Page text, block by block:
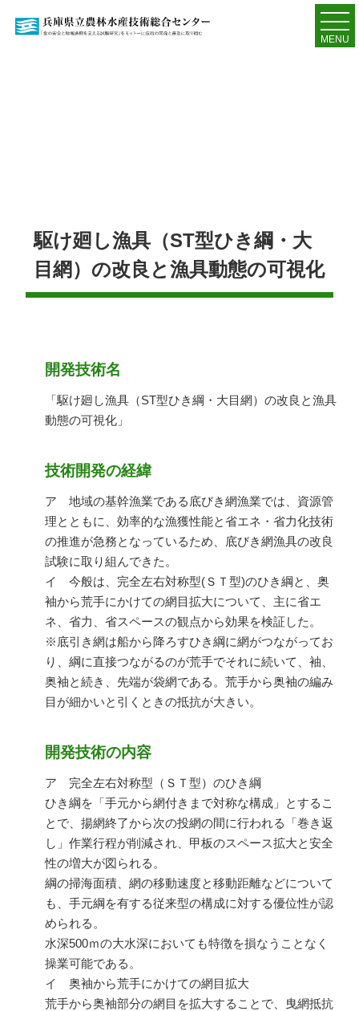
MENU
駆け廻し漁具（ST型ひき綱・大
目網）の改良と漁具動態の可視化
開発技術名
「駆け廻し漁具（ST型ひき綱・大目網）の改良と漁具
動態の可視化」
技術開発の経緯
ア 地域の基幹漁業である底びき網漁業では、資源管
理とともに、効率的な漁獲性能と省エネ・省力化技術
の推進が急務となっているため、底びき網漁具の改良
試験に取り組んできた。
イ 今般は、完全左右対称型(ＳＴ型)のひき綱と、奥
袖から荒手にかけての網目拡大について、主に省エ
ネ、省力、省スペースの観点から効果を検証した。
※底引き網は船から降ろすひき綱に網がつながってお
り、綱に直接つながるのが荒手でそれに続いて、袖、
奥袖と続き、先端が袋網である。荒手から奥袖の編み
目が細かいと引くときの抵抗が大きい。
開発技術の内容
ア 完全左右対称型（ＳＴ型）のひき綱
ひき綱を「手元から網付きまで対称な構成」とするこ
とで、揚網終了から次の投網の間に行われる「巻き返
し」作業行程が削減され、甲板のスペース拡大と安全
性の増大が図られる。
綱の掃海面積、網の移動速度と移動距離などについて
も、手元綱を有する従来型の構成に対する優位性が認
められる。
水深500ｍの大水深においても特徴を損なうことなく
操業可能である。
イ 奥袖から荒手にかけての網目拡大
荒手から奥袖部分の網目を拡大することで、曳網抵抗